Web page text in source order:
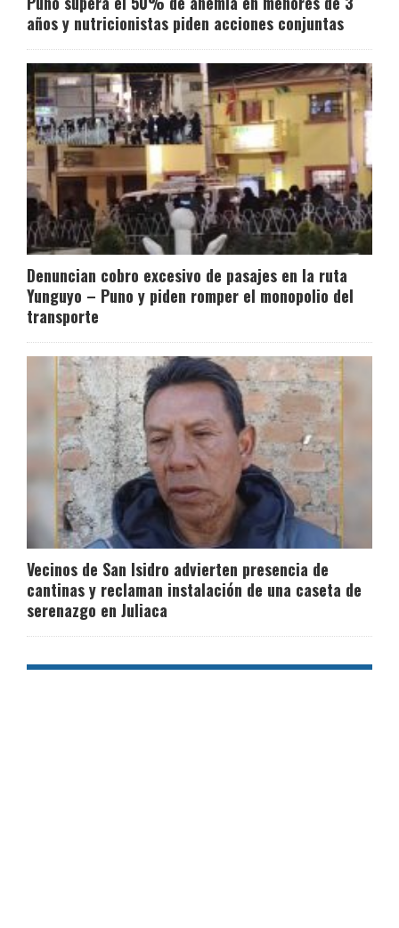
años y nutricionistas piden acciones conjuntas
Denuncian cobro excesivo de pasajes en la ruta
Yunguyo – Puno y piden romper el monopolio del
transporte
Vecinos de San Isidro advierten presencia de
cantinas y reclaman instalación de una caseta de
serenazgo en Juliaca